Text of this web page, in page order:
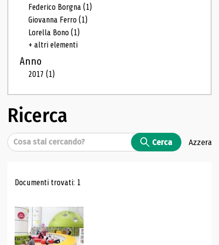
Federico Borgna(1)
Giovanna Ferro(1)
Lorella Bono(1)
+ altri elementi
Anno
2017(1)
Ricerca
Cerca Cerca Azzera
Risultati di ricerca
Documenti trovati: 1